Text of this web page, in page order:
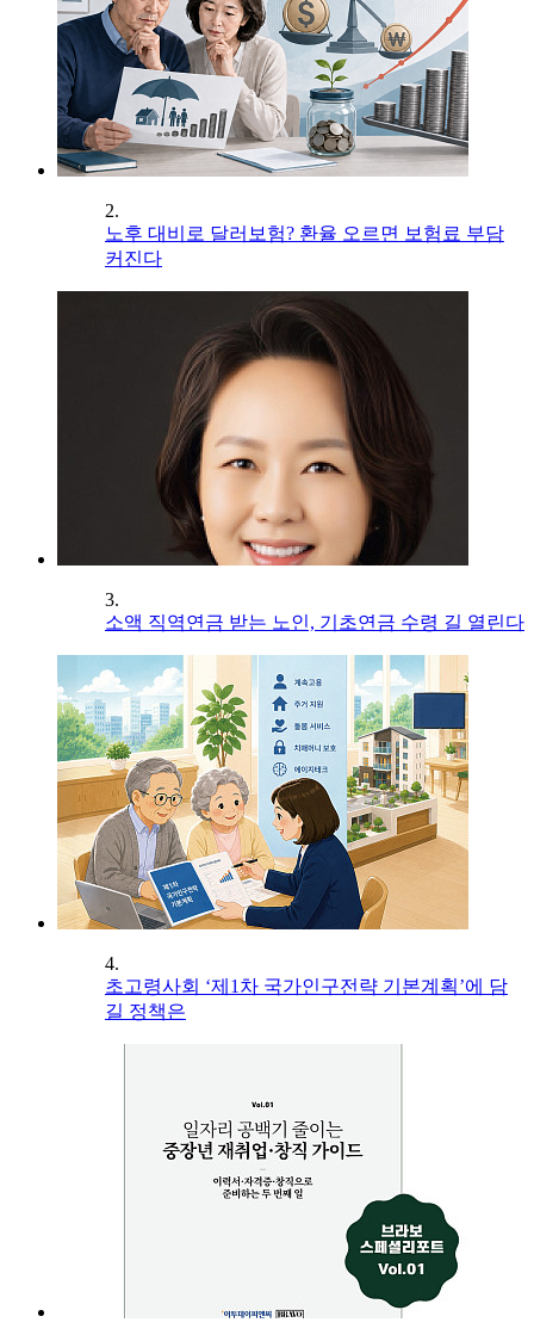
2.
노후 대비로 달러보험? 환율 오르면 보험료 부담
커진다
3.
소액 직역연금 받는 노인, 기초연금 수령 길 열린다
4.
초고령사회 ‘제1차 국가인구전략 기본계획’에 담
길 정책은